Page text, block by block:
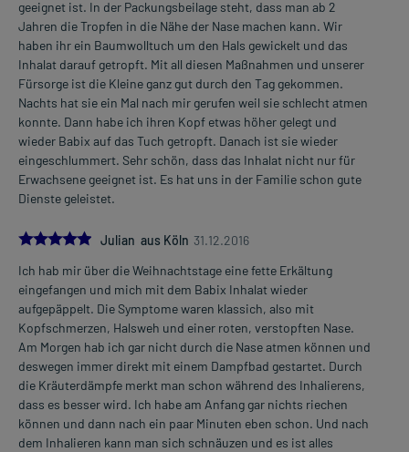
geeignet ist. In der Packungsbeilage steht, dass man ab 2
Jahren die Tropfen in die Nähe der Nase machen kann. Wir
haben ihr ein Baumwolltuch um den Hals gewickelt und das
Inhalat darauf getropft. Mit all diesen Maßnahmen und unserer
Fürsorge ist die Kleine ganz gut durch den Tag gekommen.
Nachts hat sie ein Mal nach mir gerufen weil sie schlecht atmen
konnte. Dann habe ich ihren Kopf etwas höher gelegt und
wieder Babix auf das Tuch getropft. Danach ist sie wieder
eingeschlummert. Sehr schön, dass das Inhalat nicht nur für
Erwachsene geeignet ist. Es hat uns in der Familie schon gute
Dienste geleistet.
5.0
Julian aus Köln 31.12.2016
Ich hab mir über die Weihnachtstage eine fette Erkältung
eingefangen und mich mit dem Babix Inhalat wieder
aufgepäppelt. Die Symptome waren klassich, also mit
Kopfschmerzen, Halsweh und einer roten, verstopften Nase.
Am Morgen hab ich gar nicht durch die Nase atmen können und
deswegen immer direkt mit einem Dampfbad gestartet. Durch
die Kräuterdämpfe merkt man schon während des Inhalierens,
dass es besser wird. Ich habe am Anfang gar nichts riechen
können und dann nach ein paar Minuten eben schon. Und nach
dem Inhalieren kann man sich schnäuzen und es ist alles